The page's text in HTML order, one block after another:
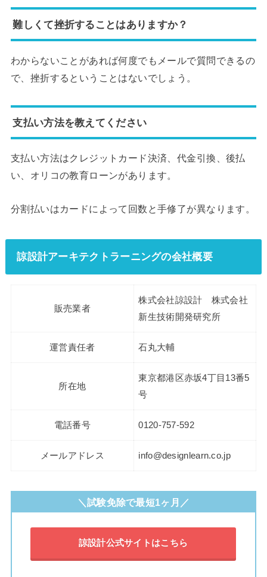
難しくて挫折することはありますか？
わからないことがあれば何度でもメールで質問できるの
で、挫折するということはないでしょう。
支払い方法を教えてください
支払い方法はクレジットカード決済、代金引換、後払
い、オリコの教育ローンがあります。
分割払いはカードによって回数と手修了が異なります。
諒設計アーキテクトラーニングの会社概要
販売業者
株式会社諒設計 株式会社
新生技術開発研究所
運営責任者 石丸大輔
所在地
東京都港区赤坂4丁目13番5
号
電話番号 0120-757-592
メールアドレス info@designlearn.co.jp
＼試験免除で最短1ヶ月／
諒設計公式サイトはこちら